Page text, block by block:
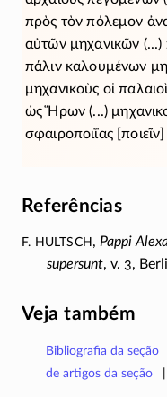
πρὸς τὸν πόλεμον
αὐτῶν μηχανικῶν (...)
πάλιν καλουμένων
μηχανικοὺς οἱ
ὡς Ἥρων (...)
σφαιροποιΐας
Referências
F. Hultsch, Pappi
supersunt, v. 3,
Veja também
Bibliografia da seção
de artigos da seção